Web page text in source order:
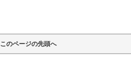
このページの先頭へ